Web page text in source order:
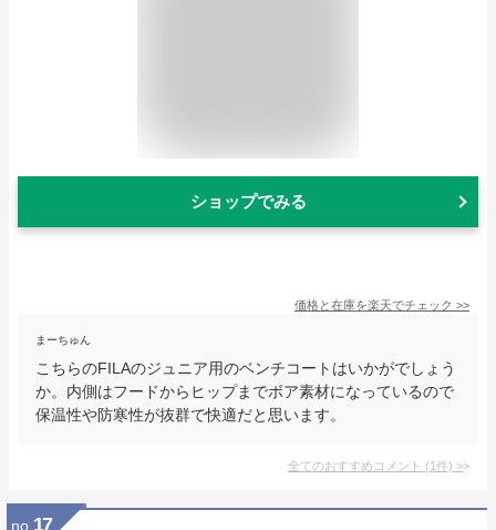
ショップでみる
価格と在庫を楽天でチェック >>
まーちゅん
こちらのFILAのジュニア用のベンチコートはいかがでしょう
か。内側はフードからヒップまでボア素材になっているので
保温性や防寒性が抜群で快適だと思います。
全てのおすすめコメント (1件) >
no. 17